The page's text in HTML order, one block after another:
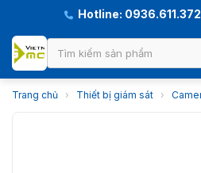
Hotline: 0936.611.372
Trang chủ › Thiết bị giám sát ›